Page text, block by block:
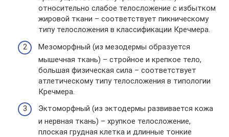
относительно слабое телосло­жение с избытком
жировой ткани – соответствует пикническому
типу телосложения в классификации Кречмера.
Мезоморфный (из мезодермы образуется
мышечная ткань) – стройное и крепкое тело,
большая физическая сила – соответствует
атлетическому типу телосложения в типологии
Кречмера.
Эктоморфный (из эктодермы развивается кожа
и нервная ткань) – хрупкое телосло­жение,
плоская грудная клетка и длинные тонкие